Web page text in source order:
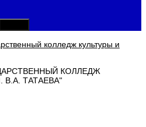
КОЛЛЕДЖ
В.А. ТАТАЕВА"